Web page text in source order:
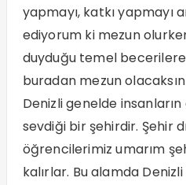
yapmayı, katkı yapmayı
ediyorum ki mezun
duyduğu temel
buradan mezun
Denizli genelde
sevdiği bir şehirdir. Şehir
öğrencilerimiz umarım
kalırlar. Bu alamda